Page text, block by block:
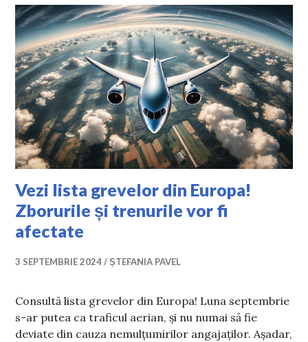
Vezi lista grevelor din Europa!
Zborurile și trenurile vor fi
afectate
3 SEPTEMBRIE 2024 ȘTEFANIA PAVEL
Consultă lista grevelor din Europa! Luna septembrie
s-ar putea ca traficul aerian, și nu numai să fie
deviate din cauza nemulțumirilor angajaților. Așadar,